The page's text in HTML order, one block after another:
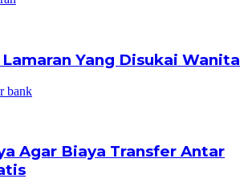
Yang Disukai Wanita
Agar Biaya Transfer Antar